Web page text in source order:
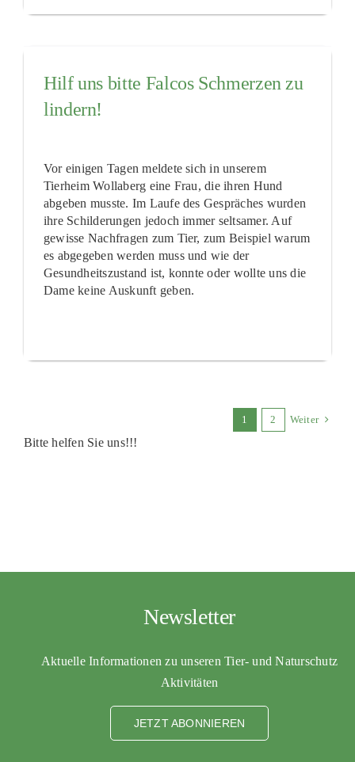
Hilf uns bitte Falcos Schmerzen zu
lindern!
Vor einigen Tagen meldete sich in unserem
Tierheim Wollaberg eine Frau, die ihren Hund
abgeben musste. Im Laufe des Gespräches wurden
ihre Schilderungen jedoch immer seltsamer. Auf
gewisse Nachfragen zum Tier, zum Beispiel warum
es abgegeben werden muss und wie der
Gesundheitszustand ist, konnte oder wollte uns die
Dame keine Auskunft geben.
1 2 Weiter
Bitte helfen Sie uns!!!
Newsletter
Aktuelle Informationen zu unseren Tier- und Naturschutz
Aktivitäten
JETZT ABONNIEREN